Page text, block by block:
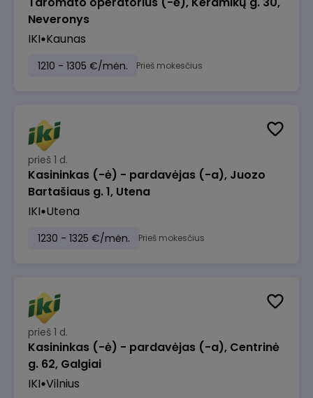
Neveronys
IKI Kaunas
1210 - 1305 €/mėn. Prieš mokesčius
prieš 1 d.
Kasininkas (-ė) - pardavėjas (-a), Juozo
Bartašiaus g. 1, Utena
IKI Utena
1230 - 1325 €/mėn. Prieš mokesčius
prieš 1 d.
Kasininkas (-ė) - pardavėjas (-a), Centrinė
g. 62, Galgiai
IKI Vilnius